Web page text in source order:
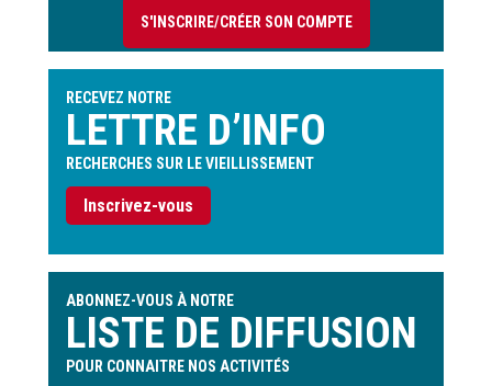
l'utilisateur
S'INSCRIRE/CRÉER SON COMPTE
RECEVEZ NOTRE
LETTRE D’INFO
RECHERCHES SUR LE VIEILLISSEMENT
Inscrivez-vous
ABONNEZ-VOUS À NOTRE
LISTE DE DIFFUSION
POUR CONNAITRE NOS ACTIVITÉS